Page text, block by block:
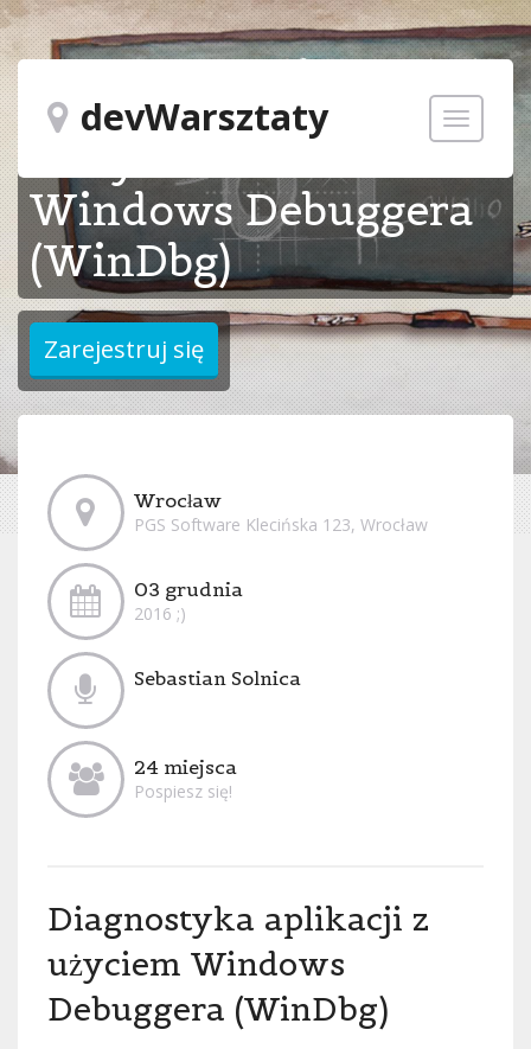
Toggle
devWarsztaty
Diagnostyka aplikacji
Windows Debuggera
(WinDbg)
Wrocław
PGS Software Klecińska 123, Wrocław
03 grudnia
2016 ;)
Sebastian Solnica
24 miejsca
Pospiesz się!
Diagnostyka aplikacji z
użyciem Windows
Debuggera (WinDbg)